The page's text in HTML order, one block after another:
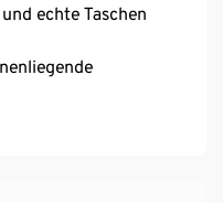
echte Taschen